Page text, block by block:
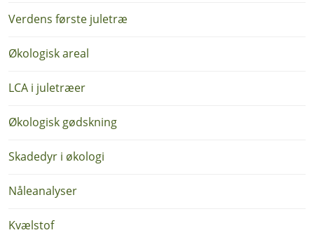
Verdens første juletræ
Økologisk areal
LCA i juletræer
Økologisk gødskning
Skadedyr i økologi
Nåleanalyser
Kvælstof